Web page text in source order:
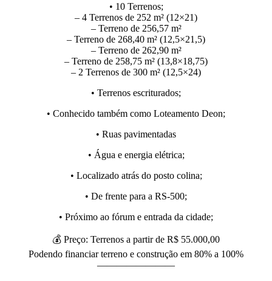
• 10 Terrenos;
– 4 Terrenos de 252 m² (12×21)
– Terreno de 256,57 m²
– Terreno de 268,40 m² (12,5×21,5)
– Terreno de 262,90 m²
– Terreno de 258,75 m² (13,8×18,75)
– 2 Terrenos de 300 m² (12,5×24)
• Terrenos escriturados;
• Conhecido também como Loteamento Deon;
• Ruas pavimentadas
• Água e energia elétrica;
• Localizado atrás do posto colina;
• De frente para a RS-500;
• Próximo ao fórum e entrada da cidade;
💰 Preço: Terrenos a partir de R$ 55.000,00
Podendo financiar terreno e construção em 80% a 100%
————————